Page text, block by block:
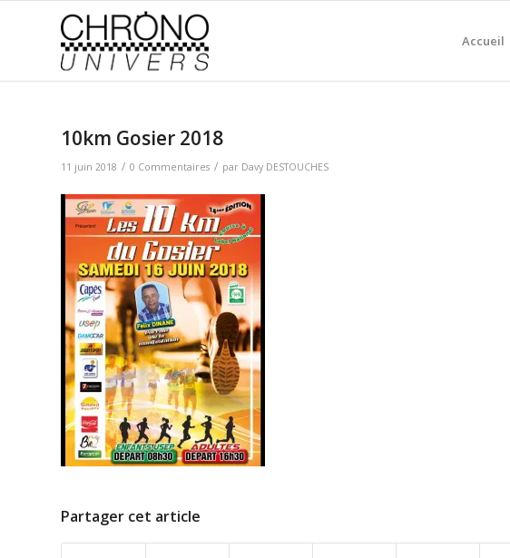
Accueil
10km Gosier 2018
11 juin 2018 / 0 Commentaires / par Davy DESTOUCHES
Partager cet article